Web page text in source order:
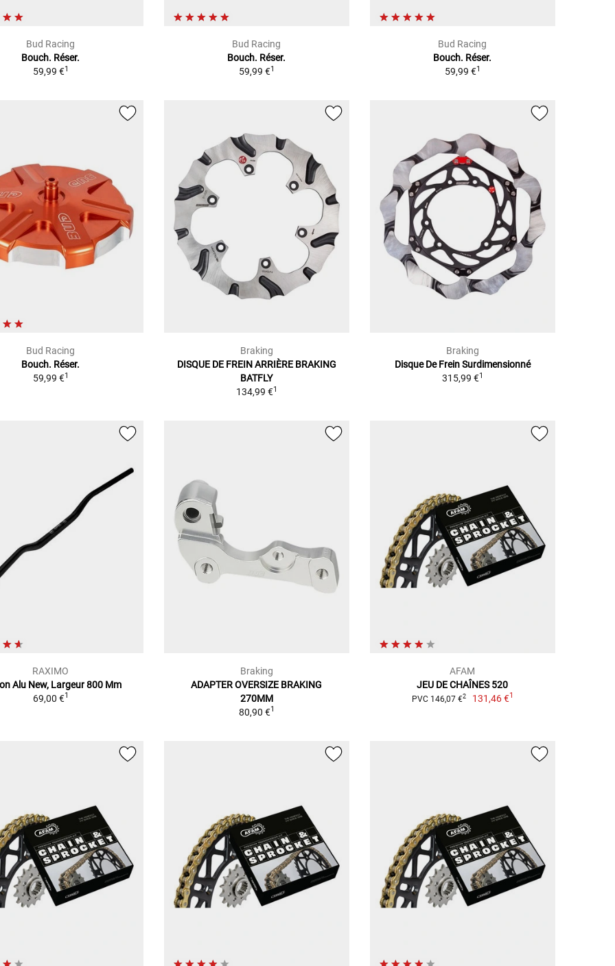
Bud Racing
Bouch. Réser.
59,99 €1
Bud Racing
Bouch. Réser.
59,99 €1
Bud Racing
Bouch. Réser.
59,99 €1
Bud Racing
Bouch. Réser.
59,99 €1
Braking
DISQUE DE FREIN ARRIÈRE BRAKING
BATFLY
134,99 €1
Braking
Disque De Frein Surdimensionné
315,99 €1
RAXIMO
Alu New, Largeur 800 Mm
69,00 €1
Braking
ADAPTER OVERSIZE BRAKING
270MM
80,90 €1
AFAM
JEU DE CHAÎNES 520
PVC 146,07 €2 131,46 €1